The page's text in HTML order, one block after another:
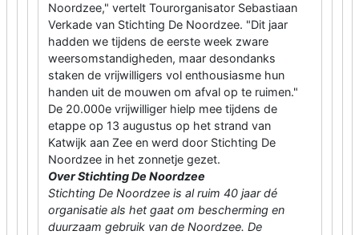
Noordzee," vertelt Tourorganisator Sebastiaan
Verkade van Stichting De Noordzee. "Dit jaar
hadden we tijdens de eerste week zware
weersomstandigheden, maar desondanks
staken de vrijwilligers vol enthousiasme hun
handen uit de mouwen om afval op te ruimen."
De 20.000e vrijwilliger hielp mee tijdens de
etappe op 13 augustus op het strand van
Katwijk aan Zee en werd door Stichting De
Noordzee in het zonnetje gezet.
Over Stichting De Noordzee
Stichting De Noordzee is al ruim 40 jaar dé
organisatie als het gaat om bescherming en
duurzaam gebruik van de Noordzee. De